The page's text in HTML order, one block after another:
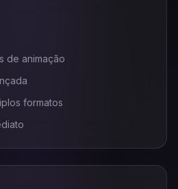
de animação
formatos